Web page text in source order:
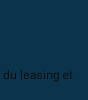
leasing et